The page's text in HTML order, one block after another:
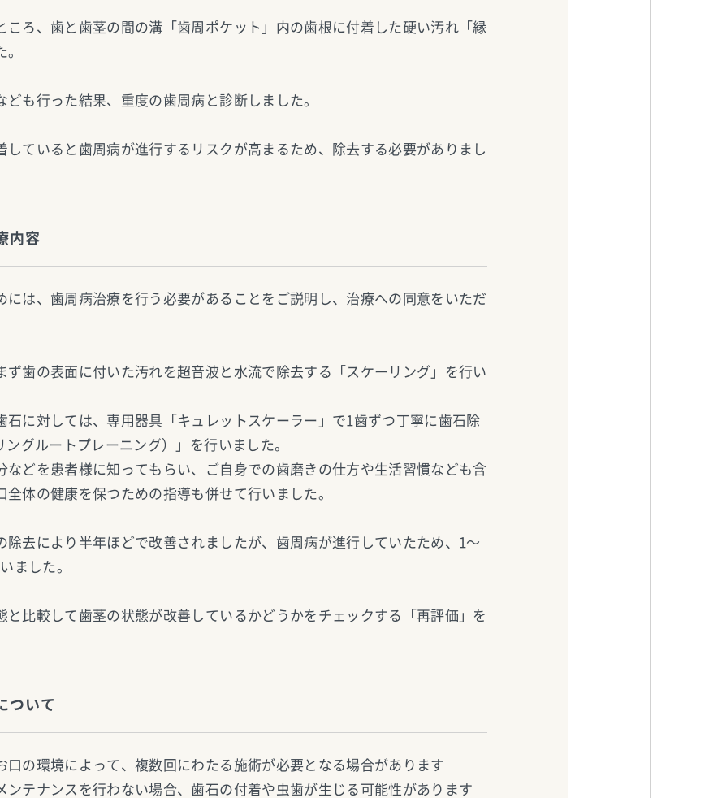
ころ、歯と歯茎の間の溝「歯周ポケット」内の歯根に付着した硬い汚れ「縁
ども行った結果、重度の歯周病と診断しました。
していると歯周病が進行するリスクが高まるため、除去する必要がありまし
内容
には、歯周病治療を行う必要があることをご説明し、治療への同意をいただ
ず歯の表面に付いた汚れを超音波と水流で除去する「スケーリング」を行い
石に対しては、専用器具「キュレットスケーラー」で1歯ずつ丁寧に歯石除
グルートプレーニング）」を行いました。
などを患者様に知ってもらい、ご自身での歯磨きの仕方や生活習慣なども含
全体の健康を保つための指導も併せて行いました。
除去により半年ほどで改善されましたが、歯周病が進行していたため、1～
ました。
と比較して歯茎の状態が改善しているかどうかをチェックする「再評価」を
ついて
口の環境によって、複数回にわたる施術が必要となる場合があります
ンテナンスを行わない場合、歯石の付着や虫歯が生じる可能性があります